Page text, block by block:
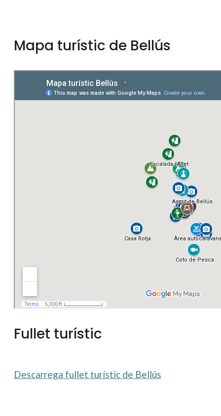
Mapa turístic de Bellús
Fullet turístic
Descarrega fullet turístic de Bellús